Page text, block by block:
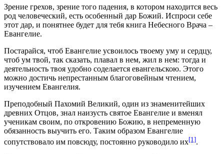
Зрение грехов, зрение того падения, в котором находится весь
род человеческий, есть особенный дар Божий. Испроси себе
этот дар, и понятнее будет для тебя книга Небесного Врача –
Евангелие.
Постарайся, чтоб Евангелие усвоилось твоему уму и сердцу,
чтоб ум твой, так сказать, плавал в нем, жил в нем: тогда и
деятельность твоя удобно соделается евангельскою. Этого
можно достичь непрестанным благоговейным чтением,
изучением Евангелия.
Преподобный Пахомий Великий, один из знаменитейших
древних Отцов, знал наизусть святое Евангелие и вменял
ученикам своим, по откровению Божию, в непременную
обязанность выучить его. Таким образом Евангелие
сопутствовало им повсюду, постоянно руководило их[1].